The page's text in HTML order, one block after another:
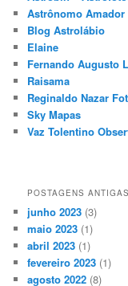
Astrônomo Amador
Blog Astrolábio
Elaine
Fernando Augusto
Raisama
Reginaldo Nazar
Sky Mapas
Vaz Tolentino
POSTAGENS ANTIGAS
junho 2023 (3)
maio 2023 (1)
abril 2023 (1)
fevereiro 2023 (1)
agosto 2022 (8)